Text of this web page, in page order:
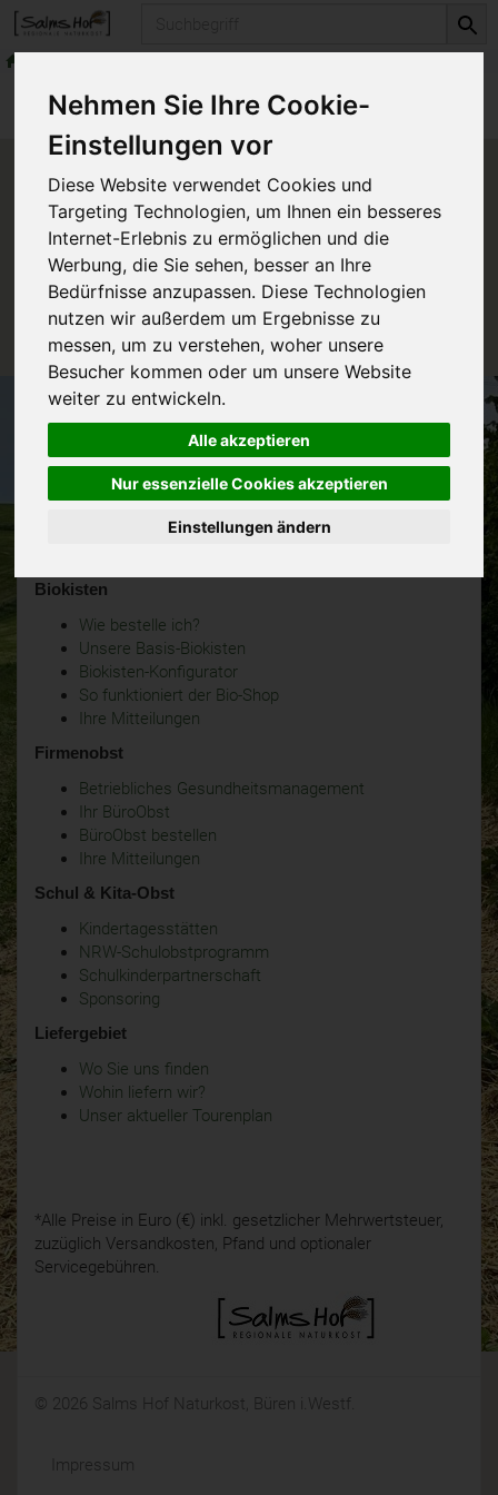
Nehmen Sie Ihre Cookie-
Einstellungen vor
Diese Website verwendet Cookies und
Targeting Technologien, um Ihnen ein besseres
Internet-Erlebnis zu ermöglichen und die
Werbung, die Sie sehen, besser an Ihre
Bedürfnisse anzupassen. Diese Technologien
nutzen wir außerdem um Ergebnisse zu
messen, um zu verstehen, woher unsere
Besucher kommen oder um unsere Website
weiter zu entwickeln.
Alle akzeptieren
Nur essenzielle Cookies akzeptieren
Einstellungen ändern
Produkte
Vorratskammer
Konserven & Fertiges
Fertiges für Zwischendurch
Produkt "Gemüse-Burger
Demeter" nicht verfügbar.
Das von Ihnen gesuchte Produkt ist leider zur Zeit
nicht verfügbar.
Biokisten
Wie bestelle ich?
Unsere Basis-Biokisten
Biokisten-Konfigurator
So funktioniert der Bio-Shop
Ihre Mitteilungen
Firmenobst
Betriebliches Gesundheitsmanagement
Ihr BüroObst
BüroObst bestellen
Ihre Mitteilungen
Schul & Kita-Obst
Kindertagesstätten
NRW-Schulobstprogramm
Schulkinderpartnerschaft
Sponsoring
Liefergebiet
Wo Sie uns finden
Wohin liefern wir?
Unser aktueller Tourenplan
*Alle Preise in Euro (€) inkl. gesetzlicher Mehrwertsteuer,
zuzüglich Versandkosten, Pfand und optionaler
Servicegebühren.
© 2026 Salms Hof Naturkost, Büren i.Westf.
Impressum